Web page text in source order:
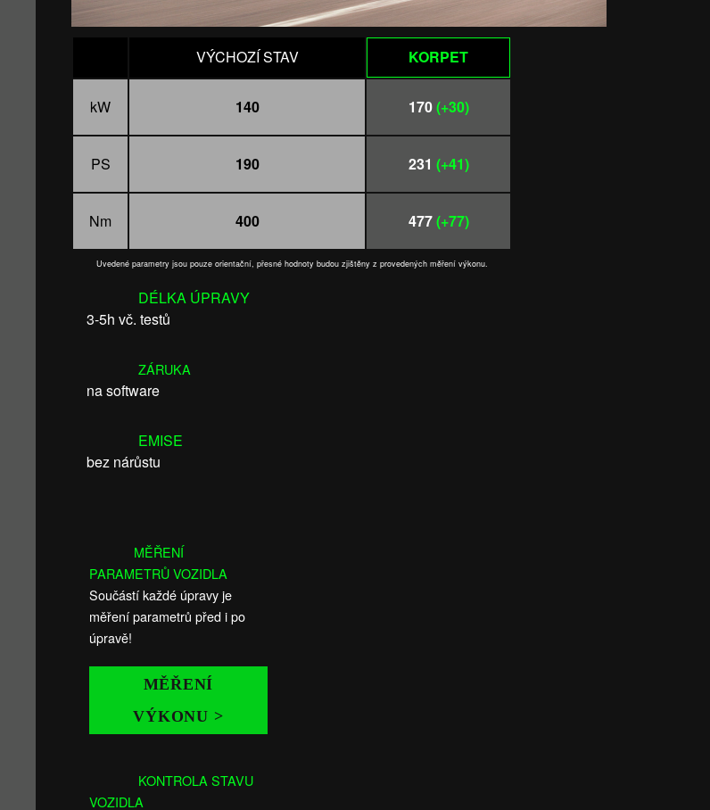
VÝCHOZÍ STAV KORPET
kW 140 170(+30)
PS 190 231 (+41)
Nm 400 477(+77)
Uvedené parametry jsou pouze orientační, přesné hodnoty budou zjištěny z provedených měření výkonu.
DÉLKA ÚPRAVY
3-5h vč. testů
ZÁRUKA
na software
EMISE
bez nárůstu
MĚŘENÍ
PARAMETRŮ VOZIDLA
Součástí každé úpravy je
měření parametrů před i po
úpravě!
MĚŘENÍ
VÝKONU >
KONTROLA STAVU
VOZIDLA